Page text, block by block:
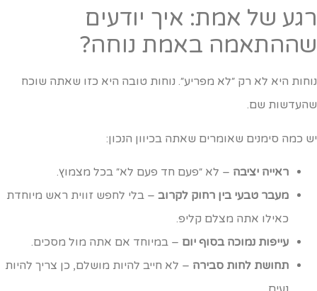
של אמת: איך יודעים
באמת נוחה?
היא לא רק ״לא מפריע״. נוחות טובה היא כזו שאתה שוכח
שם.
כמה סימנים שאומרים שאתה בכיוון הנכון:
ראייה יציבה– לא ״פעם חד פעם לא״ בכל מצמוץ.
מעבר טבעי בין רחוק לקרוב– בלי לחפש זווית ראש מיוחדת
כאילו אתה מצלם קליפ.
עייפות נמוכה בסוף יום– במיוחד אם אתה מול מסכים.
תחושת לחות סבירה– לא חייב להיות מושלם, כן צריך להיות